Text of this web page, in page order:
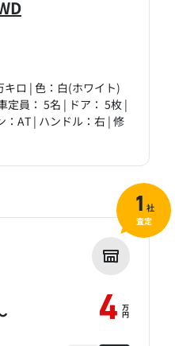
ロ | 色：白(ホワイト)
定員： 5名 | ドア： 5枚 |
AT | ハンドル：右 | 修
4 万
円
1 社
査定